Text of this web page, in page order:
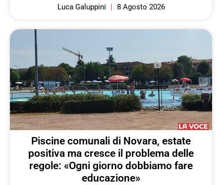
Luca Galuppini 8 Agosto 2026
Piscine comunali di Novara, estate
positiva ma cresce il problema delle
regole: «Ogni giorno dobbiamo fare
educazione»